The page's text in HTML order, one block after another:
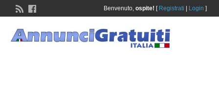
Benvenuto, ospite! [ Registrati Login ]